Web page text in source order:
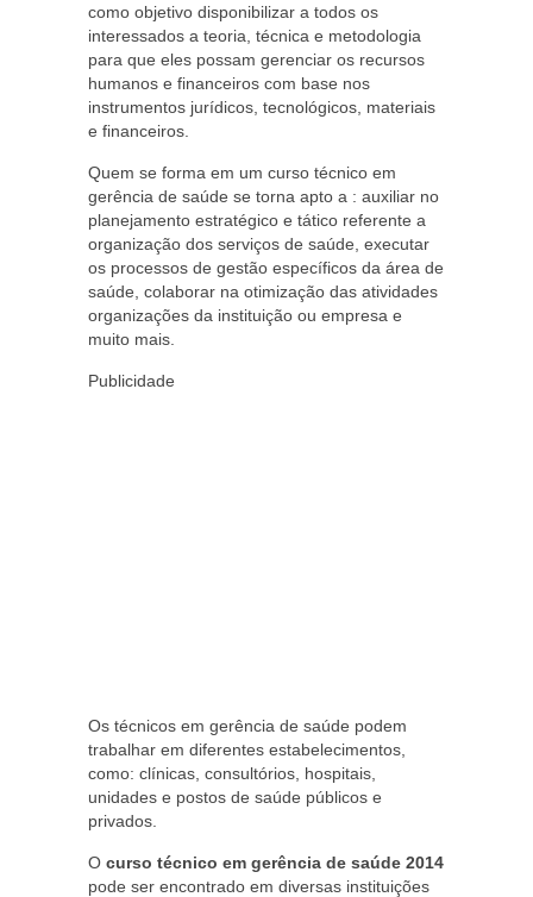
como objetivo disponibilizar a todos os
interessados a teoria, técnica e metodologia
para que eles possam gerenciar os recursos
humanos e financeiros com base nos
instrumentos jurídicos, tecnológicos, materiais
e financeiros.
Quem se forma em um curso técnico em
gerência de saúde se torna apto a : auxiliar no
planejamento estratégico e tático referente a
organização dos serviços de saúde, executar
os processos de gestão específicos da área de
saúde, colaborar na otimização das atividades
organizações da instituição ou empresa e
muito mais.
Publicidade
Os técnicos em gerência de saúde podem
trabalhar em diferentes estabelecimentos,
como: clínicas, consultórios, hospitais,
unidades e postos de saúde públicos e
privados.
O curso técnico em gerência de saúde 2014
pode ser encontrado em diversas instituições